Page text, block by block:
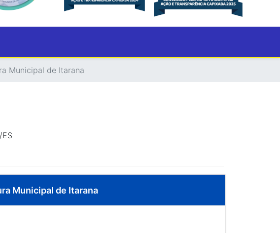
Municipal de Itarana
Municipal de Itarana